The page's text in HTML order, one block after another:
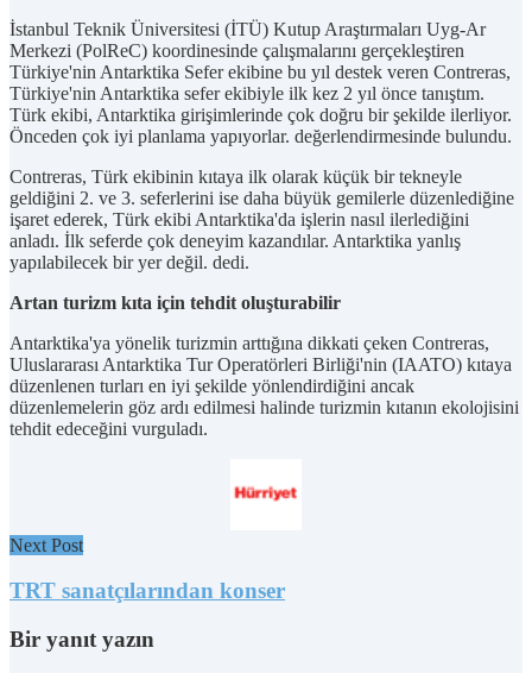
İstanbul Teknik Üniversitesi (İTÜ) Kutup Araştırmaları Uyg-Ar
Merkezi (PolReC) koordinesinde çalışmalarını gerçekleştiren
Türkiye'nin Antarktika Sefer ekibine bu yıl destek veren Contreras,
Türkiye'nin Antarktika sefer ekibiyle ilk kez 2 yıl önce tanıştım.
Türk ekibi, Antarktika girişimlerinde çok doğru bir şekilde ilerliyor.
Önceden çok iyi planlama yapıyorlar. değerlendirmesinde bulundu.
Contreras, Türk ekibinin kıtaya ilk olarak küçük bir tekneyle
geldiğini 2. ve 3. seferlerini ise daha büyük gemilerle düzenlediğine
işaret ederek, Türk ekibi Antarktika'da işlerin nasıl ilerlediğini
anladı. İlk seferde çok deneyim kazandılar. Antarktika yanlış
yapılabilecek bir yer değil. dedi.
Artan turizm kıta için tehdit oluşturabilir
Antarktika'ya yönelik turizmin arttığına dikkati çeken Contreras,
Uluslararası Antarktika Tur Operatörleri Birliği'nin (IAATO) kıtaya
düzenlenen turları en iyi şekilde yönlendirdiğini ancak
düzenlemelerin göz ardı edilmesi halinde turizmin kıtanın ekolojisini
tehdit edeceğini vurguladı.
Next Post
TRT sanatçılarından konser
Bir yanıt yazın